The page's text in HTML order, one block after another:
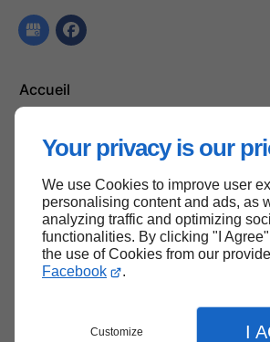
Your privacy is our
We use Cookies to improve user
personalising content and ads, as
analyzing traffic and optimizing
functionalities. By clicking "I
the use of Cookies from our
Facebook
.
Customize I
Accueil
Mentions légales
Plan du site
Haut de page